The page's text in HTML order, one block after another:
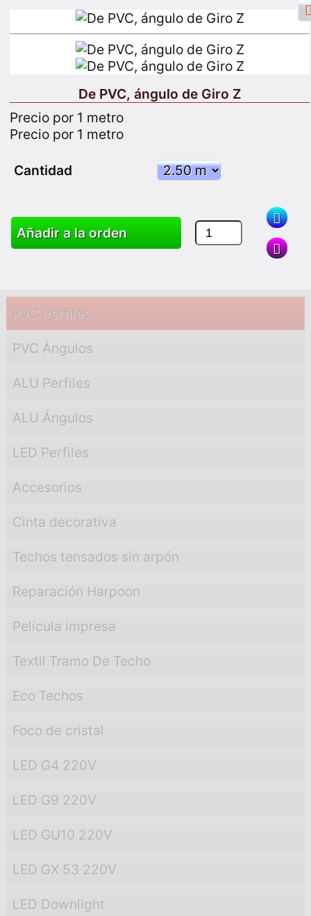
Inicio de sesión de Facebook
PVC Perfiles
PVC Ángulos
ALU Perfiles
ALU Ángulos
LED Perfiles
Accesorios
Cinta decorativa
Techos tensados sin arpón
Reparación Harpoon
Película impresa
Textil Tramo De Techo
Eco Techos
Foco de cristal
LED G4 220V
LED G9 220V
LED GU10 220V
LED GX 53 220V
LED Downlight
De PVC, ángulo de Giro Z
Precio por 1 metro
Precio por 1 metro
Cantidad
Añadir a la orden